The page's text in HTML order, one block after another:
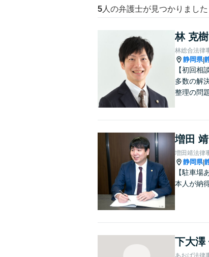
5 人の弁護士が見つかりました
林 克樹
林総合法律
静岡県|
【初回相
多数の解
整理の問
増田 靖
増田靖法律
静岡県|
【駐車場
本人が納
下大澤
あおば法律